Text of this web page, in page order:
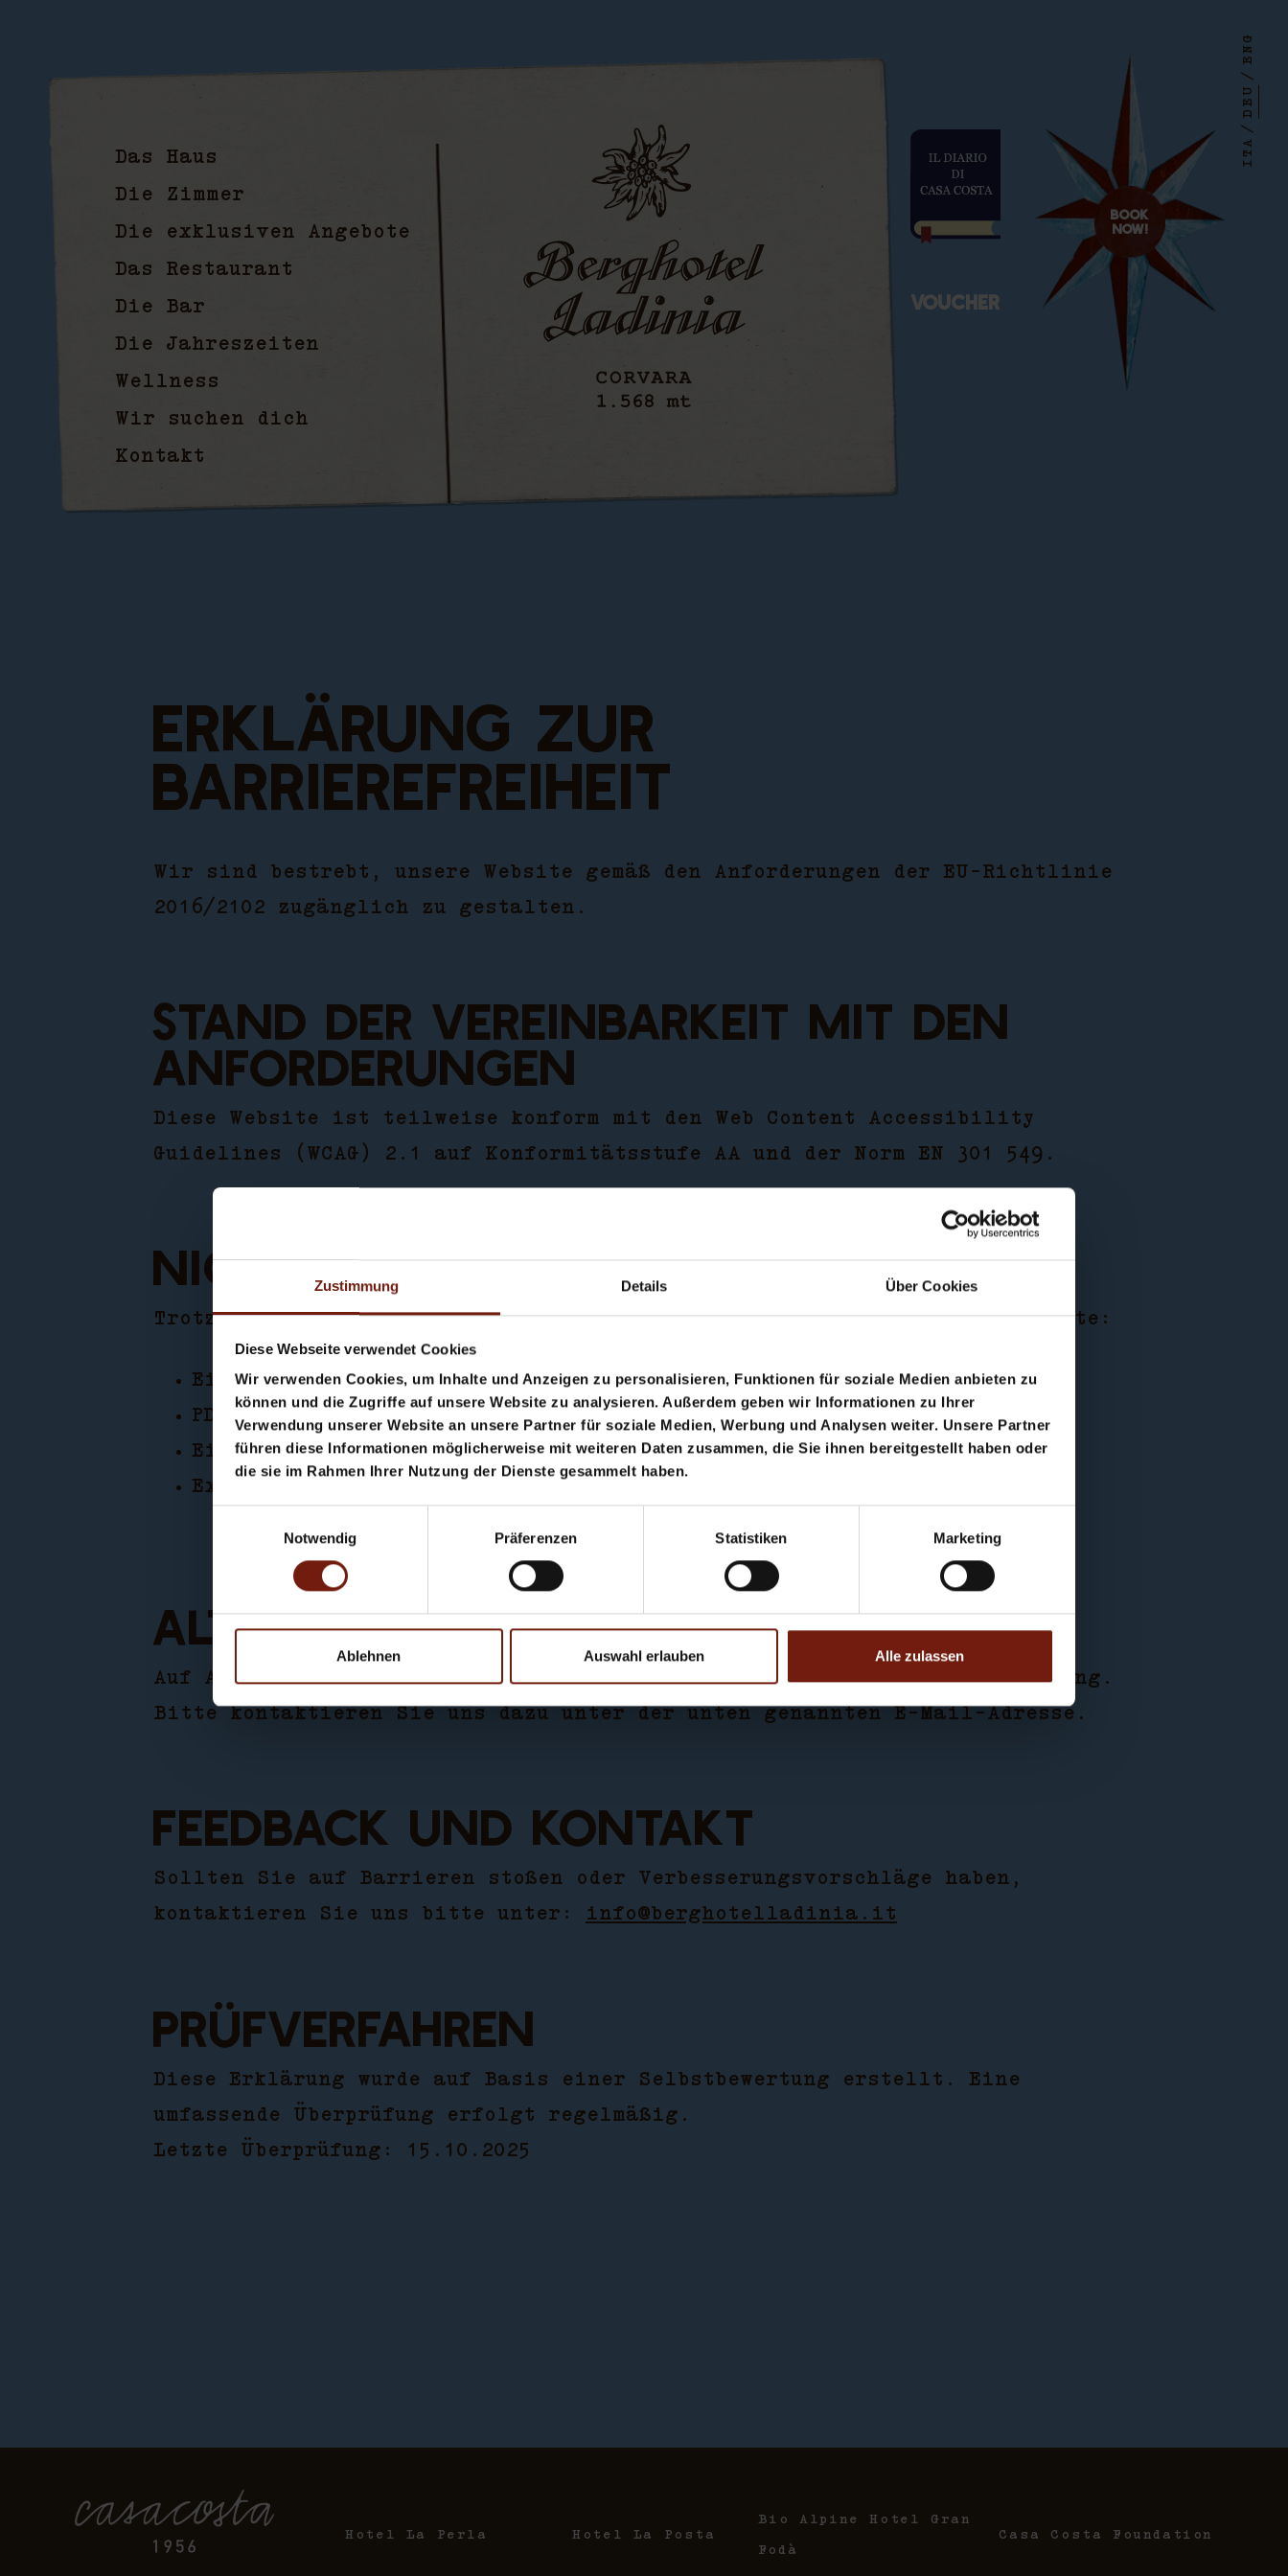
Zustimmung Details Über Cookies
Diese Webseite verwendet Cookies
Wir verwenden Cookies, um Inhalte und Anzeigen zu personalisieren, Funktionen für soziale Medien anbieten zu
können und die Zugriffe auf unsere Website zu analysieren. Außerdem geben wir Informationen zu Ihrer
Verwendung unserer Website an unsere Partner für soziale Medien, Werbung und Analysen weiter. Unsere Partner
führen diese Informationen möglicherweise mit weiteren Daten zusammen, die Sie ihnen bereitgestellt haben oder
die sie im Rahmen Ihrer Nutzung der Dienste gesammelt haben.
Notwendig
Präferenzen Statistiken Marketing
Ablehnen Auswahl erlauben Alle zulassen
Das Haus
Die Zimmer
Die exklusiven Angebote
Das Restaurant
Die Bar
Die Jahreszeiten
Wellness
Wir suchen dich
Kontakt
VOUCHER
BOOK
NOW!
ITA
/
DEU
/
ENG
Appartamento Ciasa Teresa
Erklärung zur
Barrierefreiheit
Wir sind bestrebt, unsere Website gemäß den Anforderungen der EU-Richtlinie
2016/2102 zugänglich zu gestalten.
Stand der Vereinbarkeit mit den
Anforderungen
Diese Website ist teilweise konform mit den Web Content Accessibility
Guidelines (WCAG) 2.1 auf Konformitätsstufe AA und der Norm EN 301 549.
Nicht barrierefreie Inhalte
Trotz unserer Bemühungen gibt es einige bekannte Barrieren auf der Website:
Eingebettete Videos ohne Untertitel oder Audiodeskriptionen
PDF-Dateien
Einzelne Kontrastelemente und Navigationselemente
Externe Inhalte Dritter
Alternativen
Auf Anfrage stellen wir Inhalte gerne in barrierefreier Form zur Verfügung.
Bitte kontaktieren Sie uns dazu unter der unten genannten E-Mail-Adresse.
Feedback und Kontakt
Sollten Sie auf Barrieren stoßen oder Verbesserungsvorschläge haben,
kontaktieren Sie uns bitte unter: info@berghotelladinia.it
Prüfverfahren
Diese Erklärung wurde auf Basis einer Selbstbewertung erstellt. Eine
umfassende Überprüfung erfolgt regelmäßig.
Letzte Überprüfung: 15.10.2025
Hotel La Perla Hotel La Posta
Bio Alpine Hotel Gran
Fodà
Casa Costa Foundation